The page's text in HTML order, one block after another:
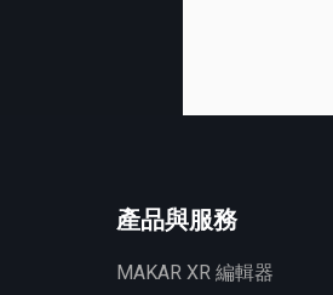
產品與服務
MAKAR XR 編輯器